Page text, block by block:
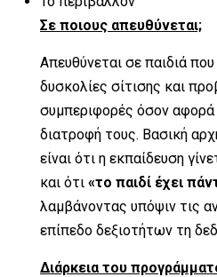
Σε ποιους απευθύνεται;
Απευθύνεται σε παιδιά
δυσκολίες σίτισης και
συμπεριφορές όσον αφορά
διατροφή τους. Βασική
είναι ότι η εκπαίδευση
και ότι «το παιδί έχει
λαμβάνοντας υπόψιν τις
επίπεδο δεξιοτήτων τη
Διάρκεια του